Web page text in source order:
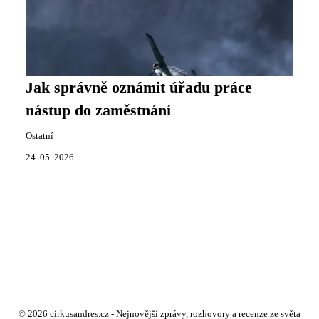
Jak správně oznámit úřadu práce
nástup do zaměstnání
Ostatní
24. 05. 2026
© 2026 cirkusandres.cz - Nejnovější zprávy, rozhovory a recenze ze světa